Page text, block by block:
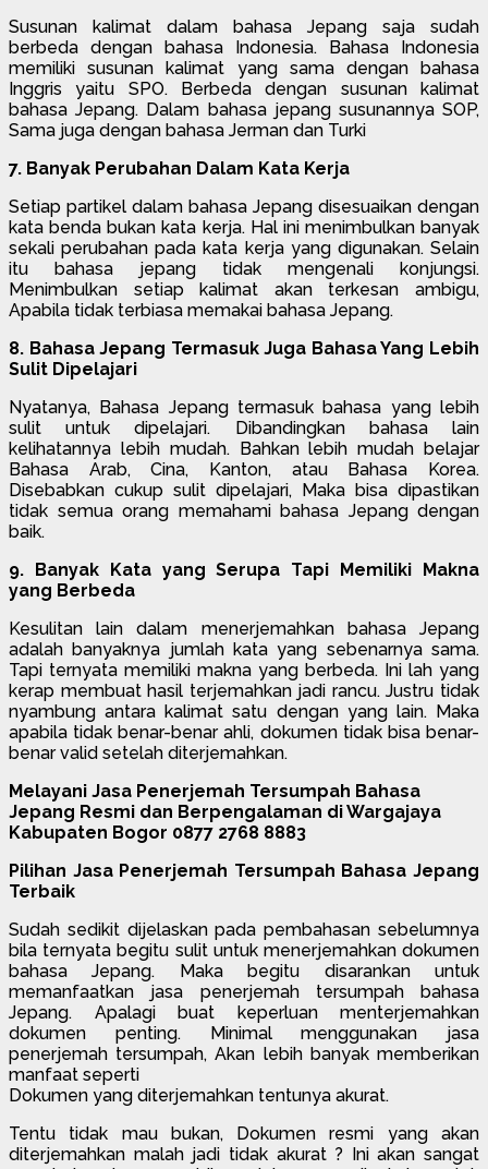
Susunan kalimat dalam bahasa Jepang saja sudah
berbeda dengan bahasa Indonesia. Bahasa Indonesia
memiliki susunan kalimat yang sama dengan bahasa
Inggris yaitu SPO. Berbeda dengan susunan kalimat
bahasa Jepang. Dalam bahasa jepang susunannya SOP,
Sama juga dengan bahasa Jerman dan Turki
7. Banyak Perubahan Dalam Kata Kerja
Setiap partikel dalam bahasa Jepang disesuaikan dengan
kata benda bukan kata kerja. Hal ini menimbulkan banyak
sekali perubahan pada kata kerja yang digunakan. Selain
itu bahasa jepang tidak mengenali konjungsi.
Menimbulkan setiap kalimat akan terkesan ambigu,
Apabila tidak terbiasa memakai bahasa Jepang.
8. Bahasa Jepang Termasuk Juga Bahasa Yang Lebih
Sulit Dipelajari
Nyatanya, Bahasa Jepang termasuk bahasa yang lebih
sulit untuk dipelajari. Dibandingkan bahasa lain
kelihatannya lebih mudah. Bahkan lebih mudah belajar
Bahasa Arab, Cina, Kanton, atau Bahasa Korea.
Disebabkan cukup sulit dipelajari, Maka bisa dipastikan
tidak semua orang memahami bahasa Jepang dengan
baik.
9. Banyak Kata yang Serupa Tapi Memiliki Makna
yang Berbeda
Kesulitan lain dalam menerjemahkan bahasa Jepang
adalah banyaknya jumlah kata yang sebenarnya sama.
Tapi ternyata memiliki makna yang berbeda. Ini lah yang
kerap membuat hasil terjemahkan jadi rancu. Justru tidak
nyambung antara kalimat satu dengan yang lain. Maka
apabila tidak benar-benar ahli, dokumen tidak bisa benar-
benar valid setelah diterjemahkan.
Melayani Jasa Penerjemah Tersumpah Bahasa
Jepang Resmi dan Berpengalaman di Wargajaya
Kabupaten Bogor 0877 2768 8883
Pilihan Jasa Penerjemah Tersumpah Bahasa Jepang
Terbaik
Sudah sedikit dijelaskan pada pembahasan sebelumnya
bila ternyata begitu sulit untuk menerjemahkan dokumen
bahasa Jepang. Maka begitu disarankan untuk
memanfaatkan jasa penerjemah tersumpah bahasa
Jepang. Apalagi buat keperluan menterjemahkan
dokumen penting. Minimal menggunakan jasa
penerjemah tersumpah, Akan lebih banyak memberikan
manfaat seperti
Dokumen yang diterjemahkan tentunya akurat.
Tentu tidak mau bukan, Dokumen resmi yang akan
diterjemahkan malah jadi tidak akurat ? Ini akan sangat